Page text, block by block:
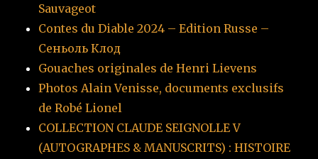
Sauvageot
Contes du Diable 2024 – Edition Russe –
Сеньоль Клод
Gouaches originales de Henri Lievens
Photos Alain Venisse, documents exclusifs
de Robé Lionel
COLLECTION CLAUDE SEIGNOLLE V
(AUTOGRAPHES & MANUSCRITS) : HISTOIRE